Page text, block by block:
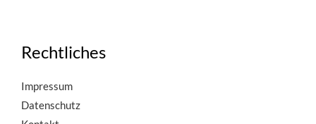
Rechtliches
Impressum
Datenschutz